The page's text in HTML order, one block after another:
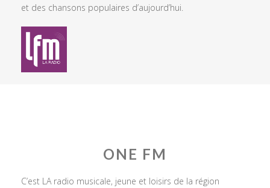
et des chansons populaires d’aujourd’hui.
ONE FM
C’est LA radio musicale, jeune et loisirs de la région